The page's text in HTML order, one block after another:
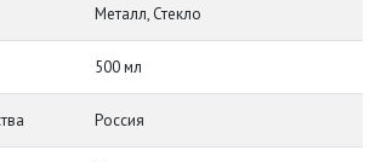
Металл, Стекло
500 мл
Россия